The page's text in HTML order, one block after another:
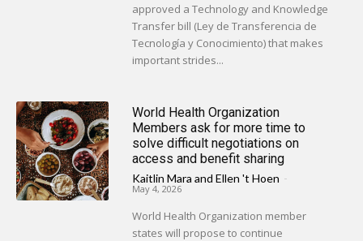
approved a Technology and Knowledge
Transfer bill (Ley de Transferencia de
Tecnología y Conocimiento) that makes
important strides...
World Health Organization
Members ask for more time to
solve difficult negotiations on
access and benefit sharing
Kaitlin Mara and Ellen 't Hoen -
May 4, 2026
World Health Organization member
states will propose to continue